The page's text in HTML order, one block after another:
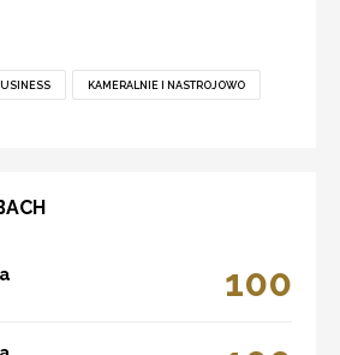
KAMERALNIE I NASTROJOWO
100